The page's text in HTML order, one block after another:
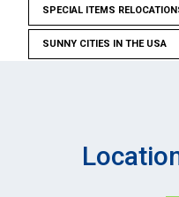
SPECIAL ITEMS
SUNNY CITIES IN THE USA